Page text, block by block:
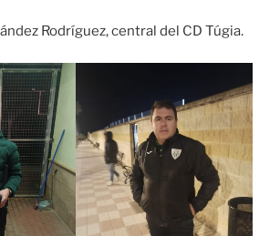
Rodríguez, central del CD Túgia.